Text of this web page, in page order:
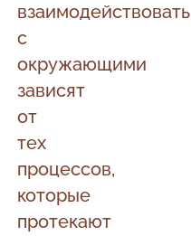
взаимодействовать
с
окружающими
зависят
от
тех
процессов,
которые
протекают